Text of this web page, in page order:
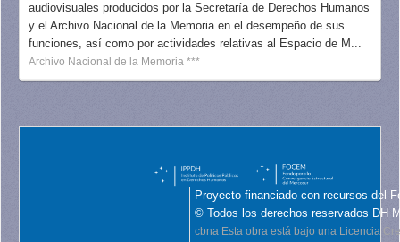
audiovisuales producidos por la Secretaría de Derechos Humanos
y el Archivo Nacional de la Memoria en el desempeño de sus
funciones, así como por actividades relativas al Espacio de M...
Archivo Nacional de la Memoria ***
Proyecto financiado con recursos del
© Todos los derechos reservados DH
cbna Esta obra está bajo una Licencia